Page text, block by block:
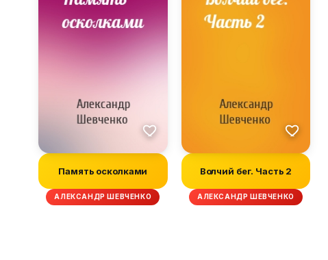
Память осколками
АЛЕКСАНДР ШЕВЧЕНКО
Волчий бег. Часть 2
АЛЕКСАНДР ШЕВЧЕНКО